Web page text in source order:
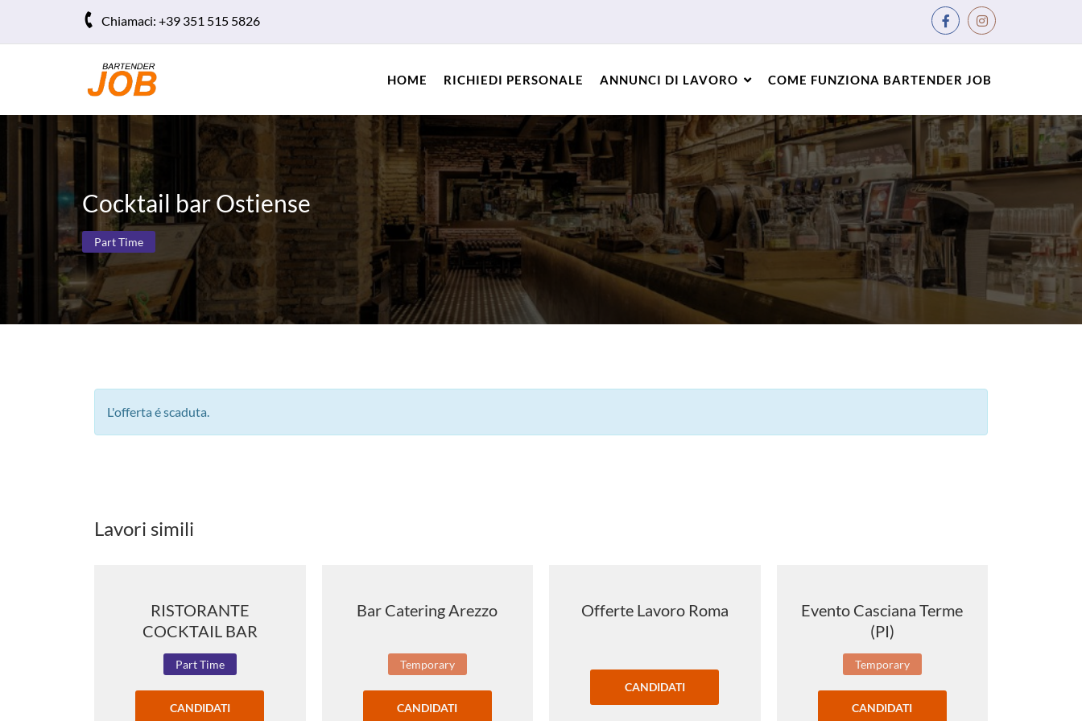
Chiamaci: +39 351 515 5826
HOME RICHIEDI PERSONALE ANNUNCI DI LAVORO COME FUNZIONA BARTENDER JOB
Cocktail bar Ostiense
Part Time
L'offerta é scaduta.
Lavori simili
RISTORANTE
COCKTAIL BAR
Part Time
CANDIDATI
Bar Catering Arezzo
Temporary
CANDIDATI
Offerte Lavoro Roma
CANDIDATI
Evento Casciana Terme
(PI)
Temporary
CANDIDATI